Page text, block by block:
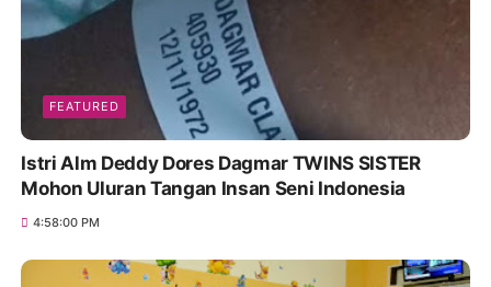
FEATURED
Istri Alm Deddy Dores Dagmar TWINS SISTER
Mohon Uluran Tangan Insan Seni Indonesia
4:58:00 PM